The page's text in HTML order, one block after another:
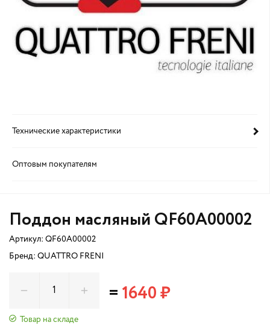
Технические характеристики
Оптовым покупателям
Поддон масляный QF60A00002
Артикул: QF60A00002
Бренд: QUATTRO FRENI
Товар на складе
=1640 ₽